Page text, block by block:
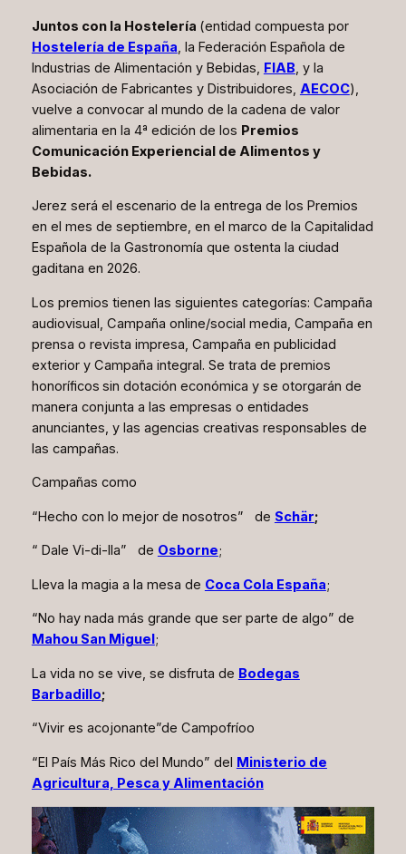
Juntos con la Hostelería (entidad compuesta por
Hostelería de España , la Federación Española de
Industrias de Alimentación y Bebidas, FIAB , y la
Asociación de Fabricantes y Distribuidores, AECOC),
vuelve a convocar al mundo de la cadena de valor
alimentaria en la 4ª edición de los Premios
Comunicación Experiencial de Alimentos y
Bebidas.
Jerez será el escenario de la entrega de los Premios
en el mes de septiembre, en el marco de la Capitalidad
Española de la Gastronomía que ostenta la ciudad
gaditana en 2026.
Los premios tienen las siguientes categorías: Campaña
audiovisual, Campaña online/social media, Campaña en
prensa o revista impresa, Campaña en publicidad
exterior y Campaña integral. Se trata de premios
honoríficos sin dotación económica y se otorgarán de
manera conjunta a las empresas o entidades
anunciantes, y las agencias creativas responsables de
las campañas.
Campañas como
“Hecho con lo mejor de nosotros” de Schär;
“ Dale Vi-di-lla” de Osborne;
Lleva la magia a la mesa de Coca Cola España;
“No hay nada más grande que ser parte de algo” de
Mahou San Miguel;
La vida no se vive, se disfruta de Bodegas
Barbadillo;
“Vivir es acojonante”de Campofríoo
“El País Más Rico del Mundo” del Ministerio de
Agricultura, Pesca y Alimentación